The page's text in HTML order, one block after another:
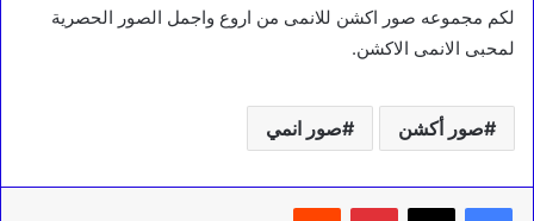
لكم مجموعه صور اكشن للانمى من اروع واجمل الصور الحصرية
لمحبى الانمى الاكشن.
صور أكشن صور انمي
بينتيريست